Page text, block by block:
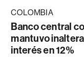
COLOMBIA
Banco central
mantuvo
interés en 12%